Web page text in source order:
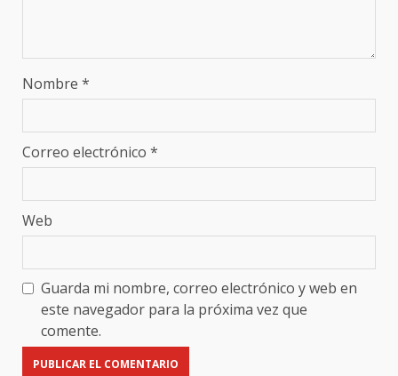
Nombre *
Correo electrónico *
Web
Guarda mi nombre, correo electrónico y web en
este navegador para la próxima vez que
comente.